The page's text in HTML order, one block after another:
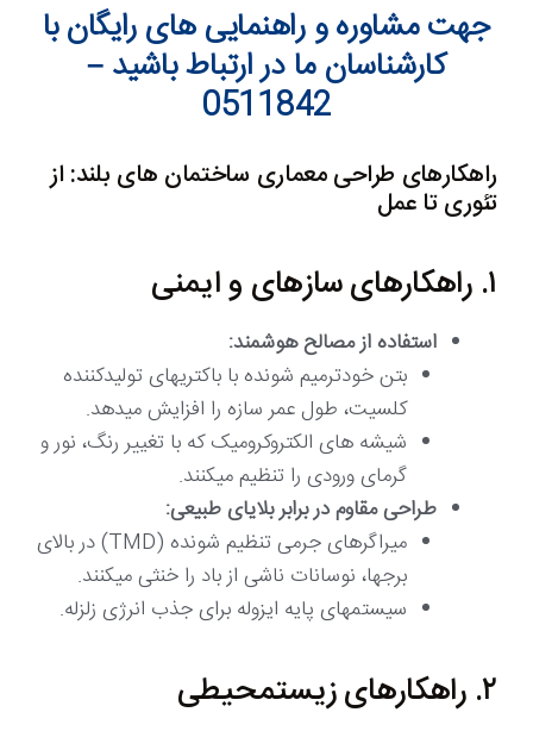
جهت مشاوره و راهنمایی های رایگان با
کارشناسان ما در ارتباط باشید –
0511842
راهکارهای طراحی معماری ساختمان های بلند: از
تئوری تا عمل
۱. راهکارهای سازهای و ایمنی
استفاده از مصالح هوشمند:
بتن خودترمیم شونده با باکتریهای تولیدکننده
کلسیت، طول عمر سازه را افزایش میدهد.
شیشه های الکتروکرومیک که با تغییر رنگ، نور و
گرمای ورودی را تنظیم میکنند.
طراحی مقاوم در برابر بلایای طبیعی:
میراگرهای جرمی تنظیم شونده (TMD) در بالای
برجها، نوسانات ناشی از باد را خنثی میکنند.
سیستمهای پایه ایزوله برای جذب انرژی زلزله.
۲. راهکارهای زیستمحیطی